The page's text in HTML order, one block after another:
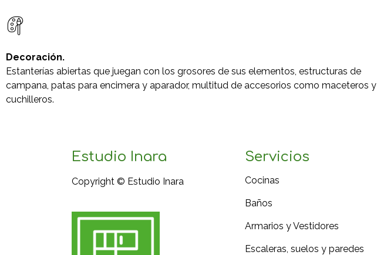
Decoración.
Estanterías abiertas que juegan con los grosores de sus elementos, estructuras de
campana, patas para encimera y aparador, multitud de accesorios como maceteros y
cuchilleros.
Estudio Inara
Copyright © Estudio Inara
Servicios
Cocinas
Baños
Armarios y Vestidores
Escaleras, suelos y paredes